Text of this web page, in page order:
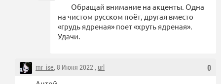
Обращай внимание на акценты. Одна
на чистом русском поёт, другая вместо
«грудь ядреная» поет «хруть ядреная».
Удачи.
0
mr_ise, 8 Июня 2022 , url